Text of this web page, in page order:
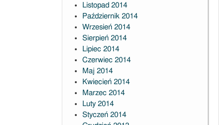
Listopad 2014
Październik 2014
Wrzesień 2014
Sierpień 2014
Lipiec 2014
Czerwiec 2014
Maj 2014
Kwiecień 2014
Marzec 2014
Luty 2014
Styczeń 2014